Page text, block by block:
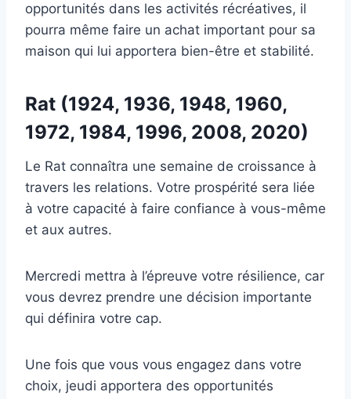
opportunités dans les activités récréatives, il
pourra même faire un achat important pour sa
maison qui lui apportera bien-être et stabilité.
Rat (1924, 1936, 1948, 1960,
1972, 1984, 1996, 2008, 2020)
Le Rat connaîtra une semaine de croissance à
travers les relations. Votre prospérité sera liée
à votre capacité à faire confiance à vous-même
et aux autres.
Mercredi mettra à l’épreuve votre résilience, car
vous devrez prendre une décision importante
qui définira votre cap.
Une fois que vous vous engagez dans votre
choix, jeudi apportera des opportunités